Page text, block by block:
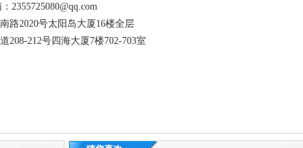
2355725080@qq.com
路2020号太阳岛大厦16楼全层
208-212号四海大厦7楼702-703室